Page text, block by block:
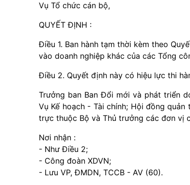
Vụ Tổ chức cán bộ,
QUYẾT ĐỊNH :
Điều 1. Ban hành tạm thời kèm theo
vào doanh nghiệp khác của các Tổng
Điều 2. Quyết định này có hiệu lực thi
Trưởng ban Ban Đổi mới và phát triển
Vụ Kế hoạch - Tài chính; Hội đồng
trực thuộc Bộ và Thủ trưởng các đơn vị
Nơi nhận :
- Như Điều 2;
- Công đoàn XDVN;
- Lưu VP, ĐMDN, TCCB - AV (60).